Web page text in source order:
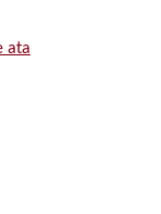
ata